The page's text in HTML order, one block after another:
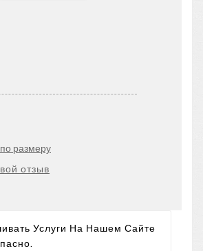
размеру
отзыв
Услуги На Нашем Сайте